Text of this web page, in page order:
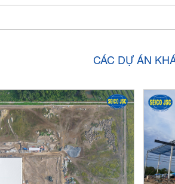
CÁC DỰ ÁN